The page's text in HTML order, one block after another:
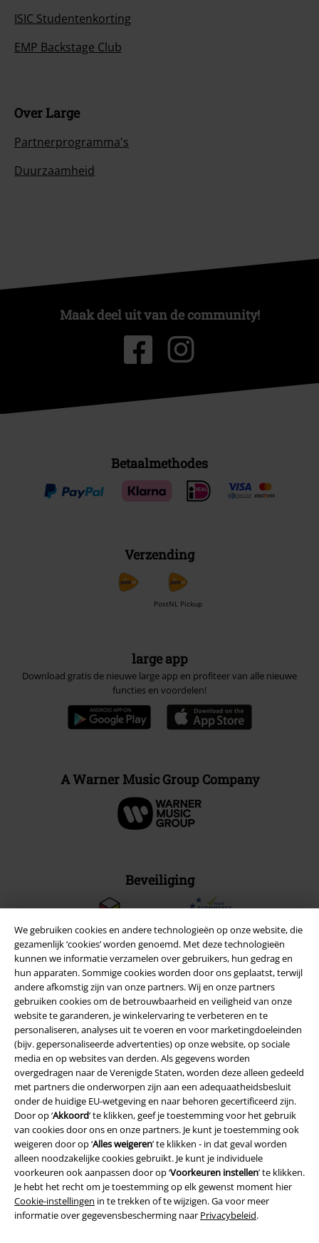
We gebruiken cookies en andere technologieën op onze website, die
gezamenlijk ‘cookies’ worden genoemd. Met deze technologieën
kunnen we informatie verzamelen over gebruikers, hun gedrag en
hun apparaten. Sommige cookies worden door ons geplaatst, terwijl
andere afkomstig zijn van onze partners. Wij en onze partners
gebruiken cookies om de betrouwbaarheid en veiligheid van onze
website te garanderen, je winkelervaring te verbeteren en te
personaliseren, analyses uit te voeren en voor marketingdoeleinden
(bijv. gepersonaliseerde advertenties) op onze website, op sociale
media en op websites van derden. Als gegevens worden
overgedragen naar de Verenigde Staten, worden deze alleen gedeeld
met partners die onderworpen zijn aan een adequaatheidsbesluit
onder de huidige EU-wetgeving en naar behoren gecertificeerd zijn.
Door op ‘Akkoord’ te klikken, geef je toestemming voor het gebruik
van cookies door ons en onze partners. Je kunt je toestemming ook
weigeren door op ‘Alles weigeren’ te klikken - in dat geval worden
alleen noodzakelijke cookies gebruikt. Je kunt je individuele
voorkeuren ook aanpassen door op ‘Voorkeuren instellen’ te klikken.
Je hebt het recht om je toestemming op elk gewenst moment hier
Cookie-instellingen in te trekken of te wijzigen. Ga voor meer
informatie over gegevensbescherming naar Privacybeleid.
ISIC Studentenkorting
EMP Backstage Club
Over Large
Partnerprogramma's
Duurzaamheid
Maak deel uit van de community!
Betaalmethodes
Verzending
PostNL Pickup
large app
Download gratis de nieuwe large app en profiteer van alle nieuwe
functies en voordelen!
A Warner Music Group Company
Beveiliging
Legal
Algemene Voorwaarden
Bedrijfsgegevens
Privacyverklaring
Verklaring van conformiteit